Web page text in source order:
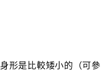
形是比較矮小的（可參